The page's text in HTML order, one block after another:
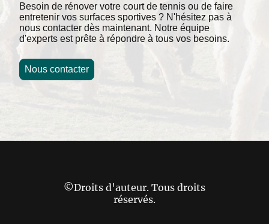
Besoin de rénover votre court de tennis ou de faire
entretenir vos surfaces sportives ? N'hésitez pas à
nous contacter dès maintenant. Notre équipe
d'experts est prête à répondre à tous vos besoins.
Nous contacter
©Droits d'auteur. Tous droits
réservés.